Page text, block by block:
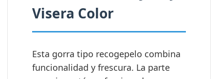
Visera Color
Esta gorra tipo recogepelo combina
funcionalidad y frescura. La parte